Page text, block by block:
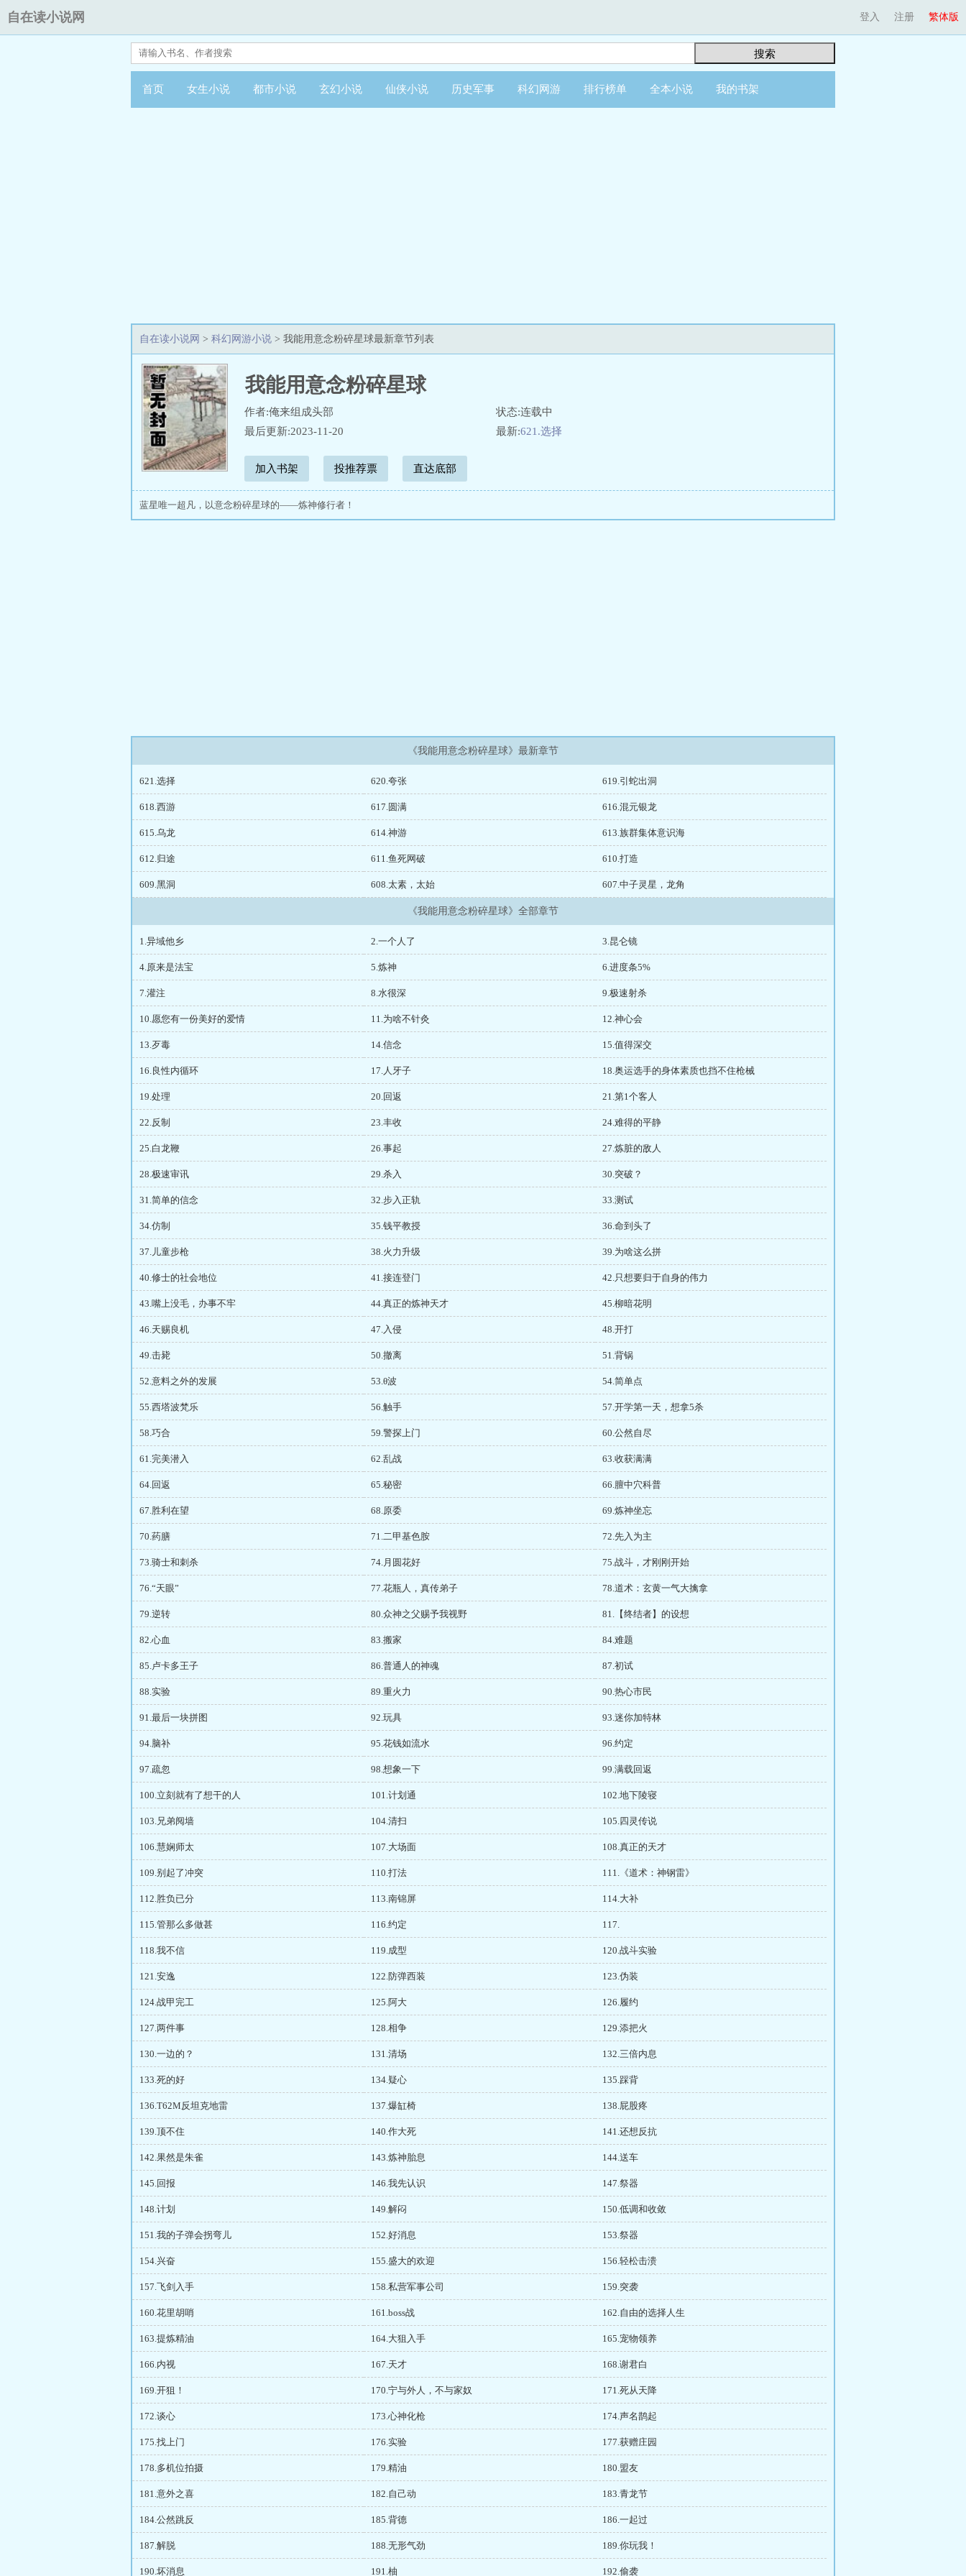
自在读小说网 繁体版
登入 注册
搜索
首页 女生小说 都市小说 玄幻小说 仙侠小说 历史军事 科幻网游 排行榜单 全本小说 我的书架
自在读小说网 > 科幻网游小说 > 我能用意念粉碎星球最新章节列表
我能用意念粉碎星球
作者:俺来组成头部
状态:连载中
最后更新:2023-11-20
最新:621.选择
加入书架 投推荐票 直达底部
蓝星唯一超凡，以意念粉碎星球的——炼神修行者！
《我能用意念粉碎星球》最新章节
621.选择 620.夸张 619.引蛇出洞
618.西游 617.圆满 616.混元银龙
615.乌龙 614.神游 613.族群集体意识海
612.归途 611.鱼死网破 610.打造
609.黑洞 608.太素，太始 607.中子灵星，龙角
《我能用意念粉碎星球》全部章节
1.异域他乡 2.一个人了 3.昆仑镜
4.原来是法宝 5.炼神 6.进度条5%
7.灌注 8.水很深 9.极速射杀
10.愿您有一份美好的爱情 11.为啥不针灸 12.神心会
13.歹毒 14.信念 15.值得深交
16.良性内循环 17.人牙子 18.奥运选手的身体素质也挡不住枪械
19.处理 20.回返 21.第1个客人
22.反制 23.丰收 24.难得的平静
25.白龙鞭 26.事起 27.炼脏的敌人
28.极速审讯 29.杀入 30.突破？
31.简单的信念 32.步入正轨 33.测试
34.仿制 35.钱平教授 36.命到头了
37.儿童步枪 38.火力升级 39.为啥这么拼
40.修士的社会地位 41.接连登门 42.只想要归于自身的伟力
43.嘴上没毛，办事不牢 44.真正的炼神天才 45.柳暗花明
46.天赐良机 47.入侵 48.开打
49.击毙 50.撤离 51.背锅
52.意料之外的发展 53.θ波 54.简单点
55.西塔波梵乐 56.触手 57.开学第一天，想拿5杀
58.巧合 59.警探上门 60.公然自尽
61.完美潜入 62.乱战 63.收获满满
64.回返 65.秘密 66.膻中穴科普
67.胜利在望 68.原委 69.炼神坐忘
70.药膳 71.二甲基色胺 72.先入为主
73.骑士和刺杀 74.月圆花好 75.战斗，才刚刚开始
76.“天眼” 77.花瓶人，真传弟子 78.道术：玄黄一气大擒拿
79.逆转 80.众神之父赐予我视野 81.【终结者】的设想
82.心血 83.搬家 84.难题
85.卢卡多王子 86.普通人的神魂 87.初试
88.实验 89.重火力 90.热心市民
91.最后一块拼图 92.玩具 93.迷你加特林
94.脑补 95.花钱如流水 96.约定
97.疏忽 98.想象一下 99.满载回返
100.立刻就有了想干的人 101.计划通 102.地下陵寝
103.兄弟阋墙 104.清扫 105.四灵传说
106.慧娴师太 107.大场面 108.真正的天才
109.别起了冲突 110.打法 111.《道术：神钢雷》
112.胜负已分 113.南锦屏 114.大补
115.管那么多做甚 116.约定 117.
118.我不信 119.成型 120.战斗实验
121.安逸 122.防弹西装 123.伪装
124.战甲完工 125.阿大 126.履约
127.两件事 128.相争 129.添把火
130.一边的？ 131.清场 132.三倍内息
133.死的好 134.疑心 135.踩背
136.T62M反坦克地雷 137.爆缸椅 138.屁股疼
139.顶不住 140.作大死 141.还想反抗
142.果然是朱雀 143.炼神胎息 144.送车
145.回报 146.我先认识 147.祭器
148.计划 149.解闷 150.低调和收敛
151.我的子弹会拐弯儿 152.好消息 153.祭器
154.兴奋 155.盛大的欢迎 156.轻松击溃
157.飞剑入手 158.私营军事公司 159.突袭
160.花里胡哨 161.boss战 162.自由的选择人生
163.提炼精油 164.大狙入手 165.宠物领养
166.内视 167.天才 168.谢君白
169.开狙！ 170.宁与外人，不与家奴 171.死从天降
172.谈心 173.心神化枪 174.声名鹊起
175.找上门 176.实验 177.获赠庄园
178.多机位拍摄 179.精油 180.盟友
181.意外之喜 182.自己动 183.青龙节
184.公然跳反 185.背德 186.一起过
187.解脱 188.无形气劲 189.你玩我！
190.坏消息 191.柚 192.偷袭